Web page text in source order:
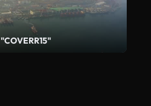
"COVERR15"